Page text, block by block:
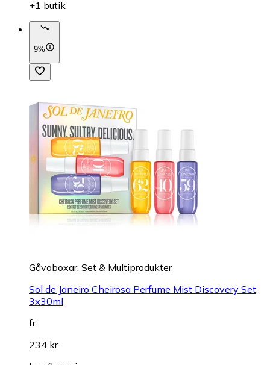
+1 butik
9%
Gåvoboxar, Set & Multiprodukter
Sol de Janeiro Cheirosa Perfume Mist Discovery Set
3x30ml
fr.
234 kr